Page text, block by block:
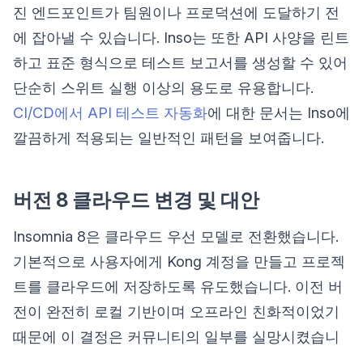
진 엔드포인트가 팀원이나 프로덕션에 도달하기 전
에 잡아낼 수 있습니다. Inso는 또한 API 사양을 린트
하고 표준 형식으로 테스트 보고서를 생성할 수 있어
단순히 스위트 실행 이상의 용도로 유용합니다.
CI/CD에서 API 테스트 자동화에 대한 문서는 Inso에
깔끔하게 적용되는 일반적인 패턴을 보여줍니다.
버전 8 클라우드 변경 및 대안
Insomnia 8은 클라우드 우선 모델로 전환했습니다.
기본적으로 사용자에게 Kong 계정을 만들고 프로젝
트를 클라우드에 저장하도록 유도했습니다. 이전 버
전이 완전히 로컬 기반이며 오프라인 친화적이었기
때문에 이 결정은 커뮤니티의 일부를 실망시켰습니